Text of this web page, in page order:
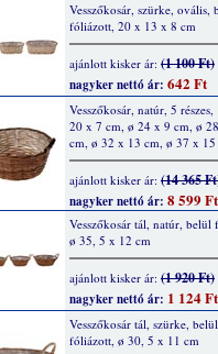
Vesszőkosár, szürke, ovális,
fóliázott, 20 x 13 x 8 cm
ajánlott kisker ár: (1 100 Ft)
nagyker nettó ár: 642 Ft
Vesszőkosár, natúr, 5
20 x 7 cm, ø 24 x 9 cm, ø
cm, ø 32 x 13 cm, ø 37 x 15
ajánlott kisker ár: (14 365
nagyker nettó ár: 8 599 Ft
Vesszőkosár tál, natúr, belül
ø 35, 5 x 12 cm
ajánlott kisker ár: (1 920 Ft)
nagyker nettó ár: 1 124 Ft
Vesszőkosár tál, szürke, belül
fóliázott, ø 30, 5 x 11 cm